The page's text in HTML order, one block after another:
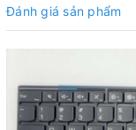
Đánh giá sản phẩm